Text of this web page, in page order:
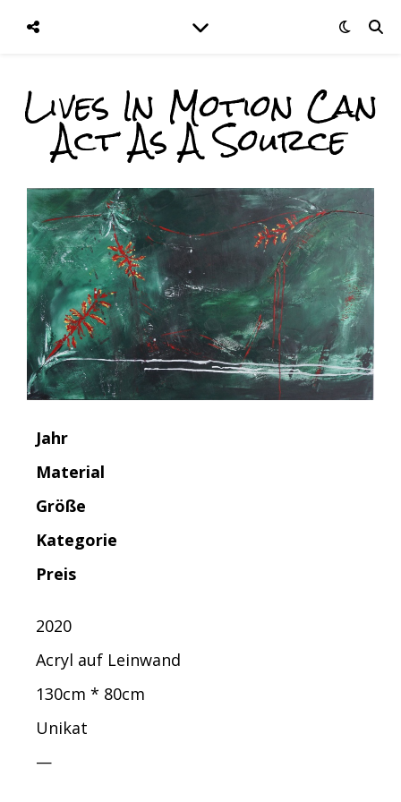
Lives In Motion Can
Act As A Source
Jahr
Material
Größe
Kategorie
Preis
2020
Acryl auf Leinwand
130cm * 80cm
Unikat
—